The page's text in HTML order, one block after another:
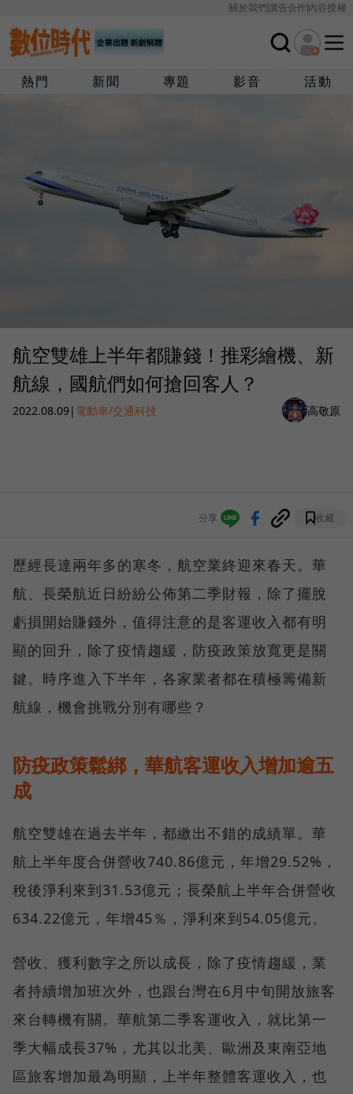
關於我們廣告合作內容授權
熱門 新聞 專題 影音 活動
航空雙雄上半年都賺錢！推彩繪機、新
航線，國航們如何搶回客人？
2022.08.09| 電動車/交通科技 高敬原
分享 收藏
歷經長達兩年多的寒冬，航空業終迎來春天。華
航、長榮航近日紛紛公佈第二季財報，除了擺脫
虧損開始賺錢外，值得注意的是客運收入都有明
顯的回升，除了疫情趨緩，防疫政策放寬更是關
鍵。時序進入下半年，各家業者都在積極籌備新
航線，機會挑戰分別有哪些？
防疫政策鬆綁，華航客運收入增加逾五
成
航空雙雄在過去半年，都繳出不錯的成績單。華
航上半年度合併營收740.86億元，年增29.52%，
稅後淨利來到31.53億元；長榮航上半年合併營收
634.22億元，年增45％，淨利來到54.05億元。
營收、獲利數字之所以成長，除了疫情趨緩，業
者持續增加班次外，也跟台灣在6月中旬開放旅客
來台轉機有關。華航第二季客運收入，就比第一
季大幅成長37%，尤其以北美、歐洲及東南亞地
區旅客增加最為明顯，上半年整體客運收入，也